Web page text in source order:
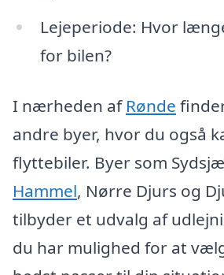
Lejeperiode: Hvor
for bilen?
I nærheden af Rønde
andre byer, hvor du også
flyttebiler. Byer som
Hammel, Nørre Djurs og
tilbyder et udvalg af
du har mulighed for at